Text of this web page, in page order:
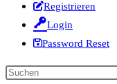
Registrieren
Login
Password Reset
Diese